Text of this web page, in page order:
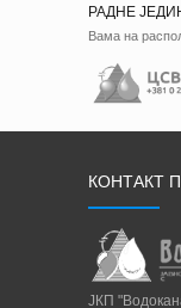
РАДНЕ
Вама на
КОНТАКТ
ЈКП